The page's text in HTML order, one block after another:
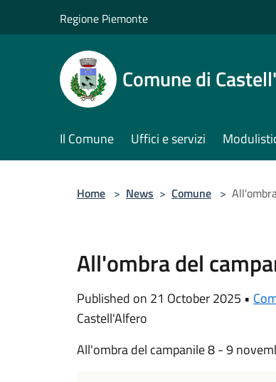
Regione Piemonte
Comune di
Il Comune Uffici e servizi
Home > News > Comune >
All'ombra del
Published on 21 October 2025 •
Castell'Alfero
All'ombra del campanile 8 - 9